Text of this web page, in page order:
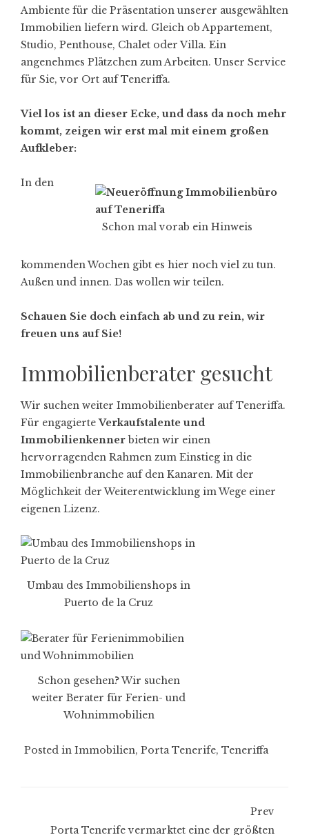
Ambiente für die Präsentation unserer ausgewählten
Immobilien liefern wird. Gleich ob Appartement,
Studio, Penthouse, Chalet oder Villa. Ein
angenehmes Plätzchen zum Arbeiten. Unser Service
für Sie, vor Ort auf Teneriffa.
Viel los ist an dieser Ecke, und dass da noch mehr
kommt, zeigen wir erst mal mit einem großen
Aufkleber:
Schon mal vorab ein Hinweis
In den
kommenden Wochen gibt es hier noch viel zu tun.
Außen und innen. Das wollen wir teilen.
Schauen Sie doch einfach ab und zu rein, wir
freuen uns auf Sie!
Immobilienberater gesucht
Wir suchen weiter Immobilienberater auf Teneriffa.
Für engagierteVerkaufstalente und
Immobilienkennerbieten wir einen
hervorragenden Rahmen zum Einstieg in die
Immobilienbranche auf den Kanaren. Mit der
Möglichkeit der Weiterentwicklung im Wege einer
eigenen Lizenz.
Umbau des Immobilienshops in
Puerto de la Cruz
Schon gesehen? Wir suchen
weiter Berater für Ferien- und
Wohnimmobilien
Posted in Immobilien, Porta Tenerife, Teneriffa
Prev
Porta Tenerife vermarktet eine der größten